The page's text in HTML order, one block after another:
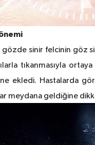
gözde sinir felcinin göz
tıkanmasıyla
ekledi. Hastalarda
meydana geldiğine